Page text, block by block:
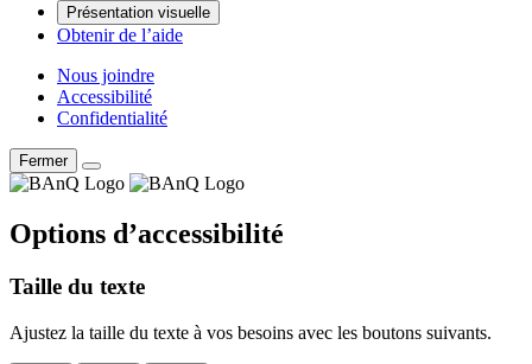
Présentation visuelle
Obtenir de l’aide
Nous joindre
Accessibilité
Confidentialité
Fermer
Options d’accessibilité
Taille du texte
Ajustez la taille du texte à vos besoins avec les boutons suivants.